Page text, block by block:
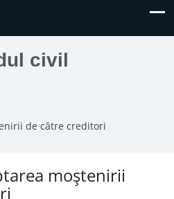
civil
de către creditori
moştenirii